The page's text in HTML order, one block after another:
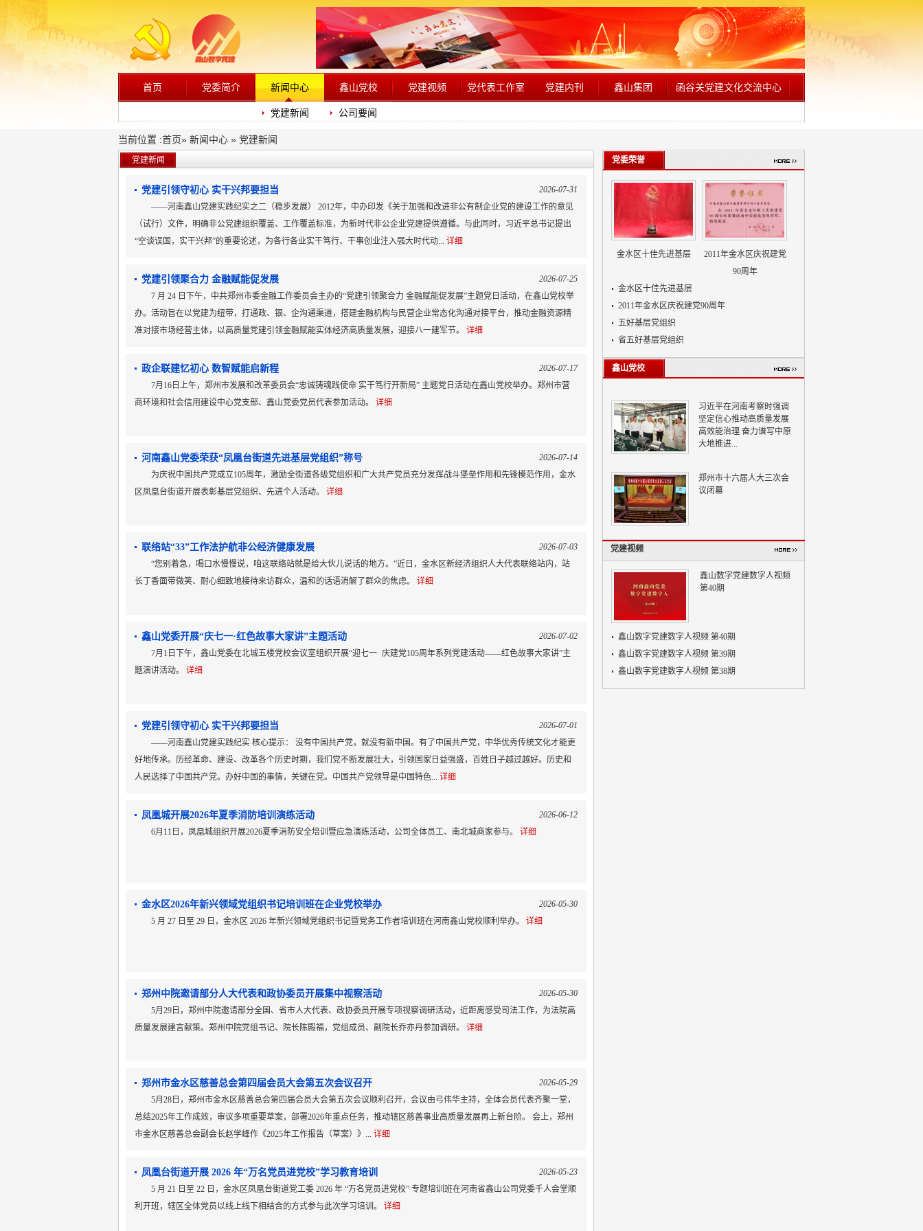
首页 党委简介 新闻中心
党建新闻 公司要闻
鑫山党校 党建视频 党代表工作室 党建内刊 鑫山集团 函谷关党建文化交流中心
当前位置 :首页» 新闻中心 » 党建新闻
党建新闻
党建引领守初心 实干兴邦要担当
2026-07-31
——河南鑫山党建实践纪实之二（稳步发展） 2012年，中办印发《关于加强和改进非公有制企业党的建设工作的意见
（试行）文件，明确非公党建组织覆盖、工作覆盖标准，为新时代非公企业党建提供遵循。与此同时，习近平总书记提出
“空谈误国，实干兴邦”的重要论述，为各行各业实干笃行、干事创业注入强大时代动... 详细
党建引领聚合力 金融赋能促发展
2026-07-25
7 月 24 日下午，中共郑州市委金融工作委员会主办的“党建引领聚合力 金融赋能促发展”主题党日活动，在鑫山党校举
办。活动旨在以党建为纽带，打通政、银、企沟通渠道，搭建金融机构与民营企业常态化沟通对接平台，推动金融资源精
准对接市场经营主体，以高质量党建引领金融赋能实体经济高质量发展，迎接八一建军节。 详细
政企联建忆初心 数智赋能启新程
2026-07-17
7月16日上午，郑州市发展和改革委员会“忠诚铸魂践使命 实干笃行开新局” 主题党日活动在鑫山党校举办。郑州市营
商环境和社会信用建设中心党支部、鑫山党委党员代表参加活动。 详细
河南鑫山党委荣获“凤凰台街道先进基层党组织”称号
2026-07-14
为庆祝中国共产党成立105周年，激励全街道各级党组织和广大共产党员充分发挥战斗堡垒作用和先锋模范作用，金水
区凤凰台街道开展表彰基层党组织、先进个人活动。 详细
联络站“33”工作法护航非公经济健康发展
2026-07-03
“您别着急，喝口水慢慢说，咱这联络站就是给大伙儿说话的地方。”近日，金水区新经济组织人大代表联络站内，站
长丁香面带微笑、耐心细致地接待来访群众，温和的话语消解了群众的焦虑。 详细
鑫山党委开展“庆七一·红色故事大家讲”主题活动
2026-07-02
7月1日下午，鑫山党委在北城五楼党校会议室组织开展“迎七一· 庆建党105周年系列党建活动——红色故事大家讲”主
题演讲活动。 详细
党建引领守初心 实干兴邦要担当
2026-07-01
——河南鑫山党建实践纪实 核心提示： 没有中国共产党，就没有新中国。有了中国共产党，中华优秀传统文化才能更
好地传承。历经革命、建设、改革各个历史时期，我们党不断发展壮大，引领国家日益强盛，百姓日子越过越好。历史和
人民选择了中国共产党。办好中国的事情，关键在党。中国共产党领导是中国特色... 详细
凤凰城开展2026年夏季消防培训演练活动
2026-06-12
6月11日，凤凰城组织开展2026夏季消防安全培训暨应急演练活动，公司全体员工、南北城商家参与。 详细
金水区2026年新兴领域党组织书记培训班在企业党校举办
2026-05-30
5 月 27 日至 29 日，金水区 2026 年新兴领域党组织书记暨党务工作者培训班在河南鑫山党校顺利举办。 详细
郑州中院邀请部分人大代表和政协委员开展集中视察活动
2026-05-30
5月29日，郑州中院邀请部分全国、省市人大代表、政协委员开展专项视察调研活动，近距离感受司法工作，为法院高
质量发展建言献策。郑州中院党组书记、院长陈殿福，党组成员、副院长乔亦丹参加调研。 详细
郑州市金水区慈善总会第四届会员大会第五次会议召开
2026-05-29
5月28日，郑州市金水区慈善总会第四届会员大会第五次会议顺利召开，会议由弓伟华主持，全体会员代表齐聚一堂，
总结2025年工作成效，审议多项重要草案，部署2026年重点任务，推动辖区慈善事业高质量发展再上新台阶。 会上，郑州
市金水区慈善总会副会长赵学峰作《2025年工作报告（草案）》... 详细
凤凰台街道开展 2026 年“万名党员进党校”学习教育培训
2026-05-23
5 月 21 日至 22 日，金水区凤凰台街道党工委 2026 年 “万名党员进党校” 专题培训班在河南省鑫山公司党委千人会堂顺
利开班，辖区全体党员以线上线下相结合的方式参与此次学习培训。 详细
党委荣誉
金水区十佳先进基层
2011年金水区庆祝建党
90周年
金水区十佳先进基层
2011年金水区庆祝建党90周年
五好基层党组织
省五好基层党组织
鑫山党校
习近平在河南考察时强调
坚定信心推动高质量发展
高效能治理 奋力谱写中原
大地推进...
郑州市十六届人大三次会
议闭幕
党建视频
鑫山数字党建数字人视频
第40期
鑫山数字党建数字人视频 第40期
鑫山数字党建数字人视频 第39期
鑫山数字党建数字人视频 第38期